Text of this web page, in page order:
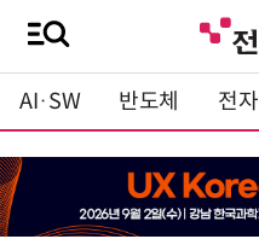
AI·SW 반도체 전자